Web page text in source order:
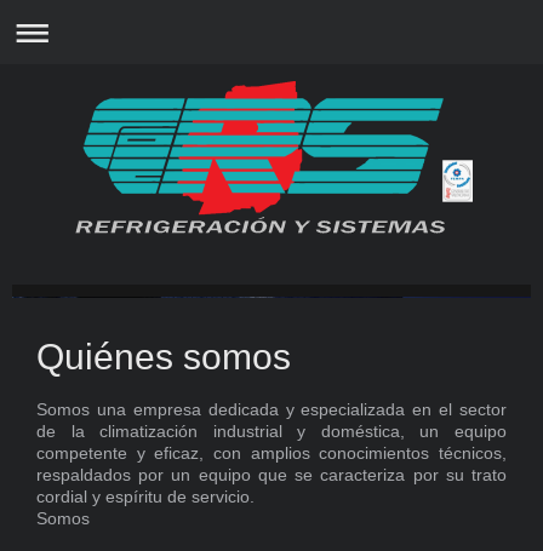
Quiénes somos
Somos una empresa dedicada y especializada en el sector
de la climatización industrial y doméstica, un equipo
competente y eficaz, con amplios conocimientos técnicos,
respaldados por un equipo que se caracteriza por su trato
cordial y espíritu de servicio.
Somos